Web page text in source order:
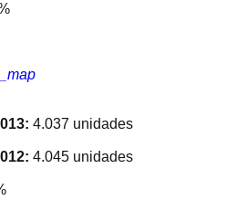
4.037 unidades
4.045 unidades